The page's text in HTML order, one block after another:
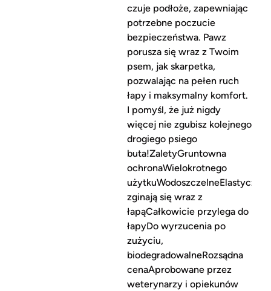
czuje podłoże, zapewniając
potrzebne poczucie
bezpieczeństwa. Pawz
porusza się wraz z Twoim
psem, jak skarpetka,
pozwalając na pełen ruch
łapy i maksymalny komfort.
I pomyśl, że już nigdy
więcej nie zgubisz kolejnego
drogiego psiego
buta!ZaletyGruntowna
ochronaWielokrotnego
użytkuWodoszczelneElastyczne,
zginają się wraz z
łapąCałkowicie przylega do
łapyDo wyrzucenia po
zużyciu,
biodegradowalneRozsądna
cenaAprobowane przez
weterynarzy i opiekunów